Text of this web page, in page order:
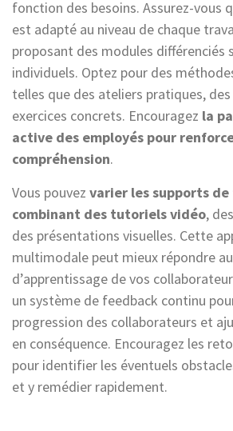
fonction des besoins. Assurez-vous
est adapté au niveau de chaque
proposant des modules différenciés
individuels. Optez pour des
telles que des ateliers pratiques,
exercices concrets. Encouragez la
active des employés pour
compréhension.
Vous pouvez varier les supports
combinant des tutoriels vidéo,
des présentations visuelles. Cette
multimodale peut mieux répondre
d’apprentissage de vos
un système de feedback continu
progression des collaborateurs et
en conséquence. Encouragez les
pour identifier les éventuels
et y remédier rapidement.